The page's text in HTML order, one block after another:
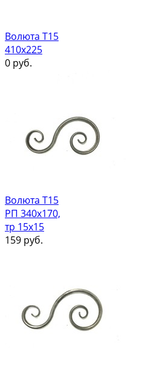
Волюта Т15
410х225
0 руб.
Волюта Т15
РП 340х170,
тр 15х15
159 руб.